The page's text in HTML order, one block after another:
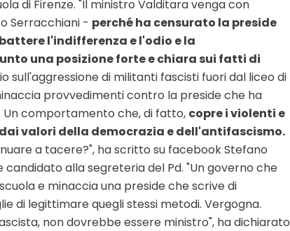
di Firenze. "Il ministro Valditara venga con
Serracchiani - perché ha censurato la preside
l'indifferenza e l'odio e la
una posizione forte e chiara sui fatti di
sull'aggressione di militanti fascisti fuori dal liceo di
provvedimenti contro la preside che ha
comportamento che, di fatto, copre i violenti e
valori della democrazia e dell'antifascismo.
a tacere?", ha scritto su facebook Stefano
candidato alla segreteria del Pd. "Un governo che
e minaccia una preside che scrive di
di legittimare quegli stessi metodi. Vergogna.
non dovrebbe essere ministro", ha dichiarato